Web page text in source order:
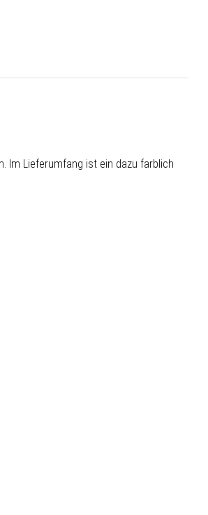
Im Lieferumfang ist ein dazu farblich